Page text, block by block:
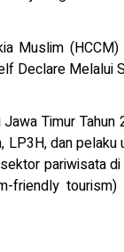
Muslim (HCCM)
Declare Melalui
Timur Tahun
LP3H, dan pelaku
pariwisata
friendly tourism)